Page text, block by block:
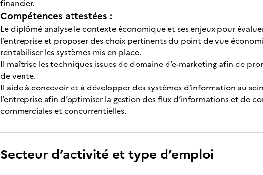
financier.
Compétences attestées :
Le diplômé analyse le contexte économique et ses enjeux pour
l’entreprise et proposer des choix pertinents du point de vue
rentabiliser les systèmes mis en place.
Il maîtrise les techniques issues de domaine d’e-marketing afin de
de vente.
Il aide à concevoir et à développer des systèmes d’information au
l’entreprise afin d’optimiser la gestion des flux d’informations et de
commerciales et concurrentielles.
Secteur d’activité et type d’emploi